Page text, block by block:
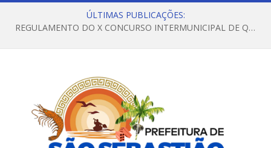
ÚLTIMAS PUBLICAÇÕES:
REGULAMENTO DO X CONCURSO INTERMUNICIPAL DE QUADRILHAS JUNINAS – 2026 – ARRAIÁ DA VENEZA